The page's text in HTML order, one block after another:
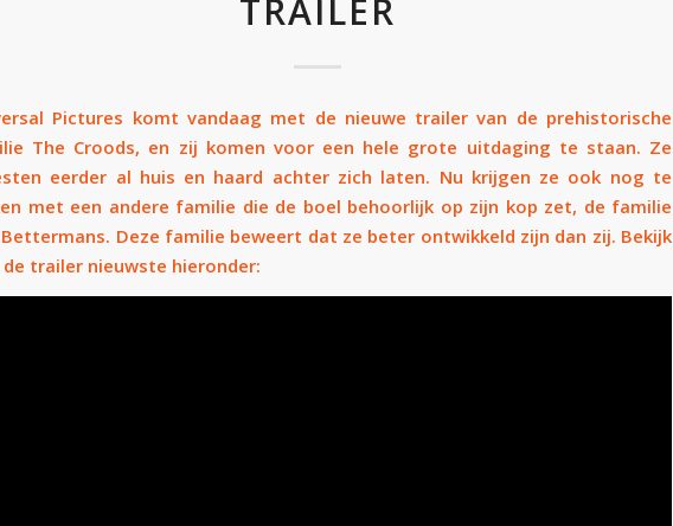
TRAILER
Pictures komt vandaag met de nieuwe trailer van de prehistorische
The Croods, en zij komen voor een hele grote uitdaging te staan. Ze
eerder al huis en haard achter zich laten. Nu krijgen ze ook nog te
met een andere familie die de boel behoorlijk op zijn kop zet, de familie
Deze familie beweert dat ze beter ontwikkeld zijn dan zij. Bekijk
de trailer nieuwste hieronder: